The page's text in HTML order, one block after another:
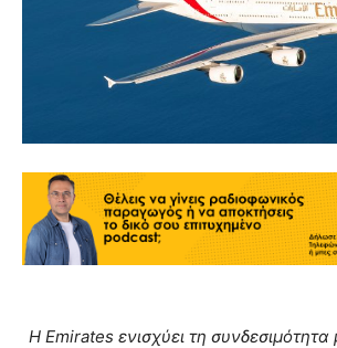
Η Emirates ενισχύει τη συνδεσιμότητα